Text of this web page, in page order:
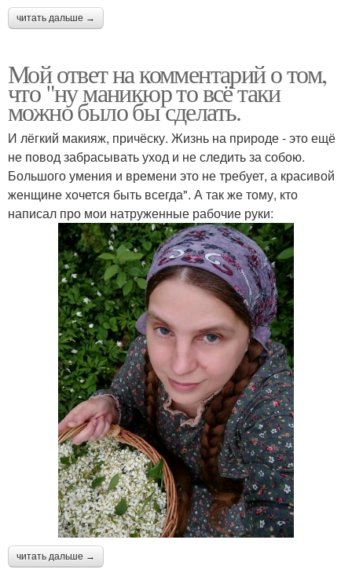
читать дальше →
Мой ответ на комментарий о том,
что "ну маникюр то всё таки
можно было бы сделать.
И лёгкий макияж, причёску. Жизнь на природе - это ещё
не повод забрасывать уход и не следить за собою.
Большого умения и времени это не требует, а красивой
женщине хочется быть всегда". А так же тому, кто
написал про мои натруженные рабочие руки:
читать дальше →